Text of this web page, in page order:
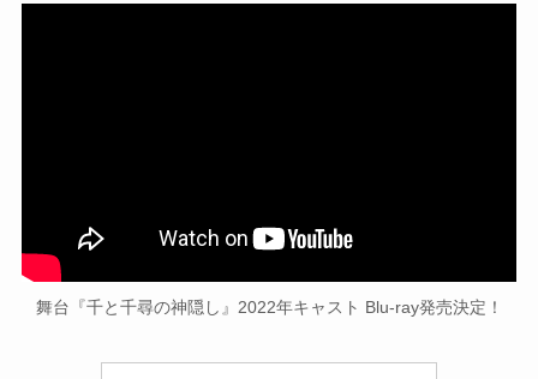
舞台『千と千尋の神隠し』2022年キャスト Blu-ray発売決定！